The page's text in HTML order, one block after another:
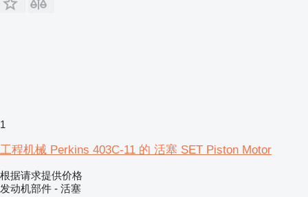
1
工程机械 Perkins 403C-11 的 活塞 SET Piston Motor
根据请求提供价格
发动机部件 - 活塞